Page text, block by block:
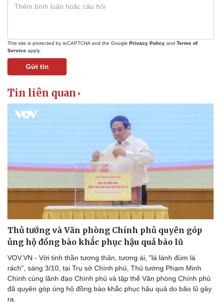
Vụ án
This site is protected by reCAPTCHA and the Google Privacy Policy and Terms of
Service apply.
Gửi tin
Tin liên quan
Thủ tướng và Văn phòng Chính phủ quyên góp
ủng hộ đồng bào khắc phục hậu quả bão lũ
VOV.VN - Với tinh thần tương thân, tương ái, "lá lành đùm lá
rách", sáng 3/10, tại Trụ sở Chính phủ, Thủ tướng Phạm Minh
Chính cùng lãnh đạo Chính phủ và tập thể Văn phòng Chính phủ
đã quyên góp ủng hộ đồng bào khắc phục hậu quả do bão lũ gây
ra.